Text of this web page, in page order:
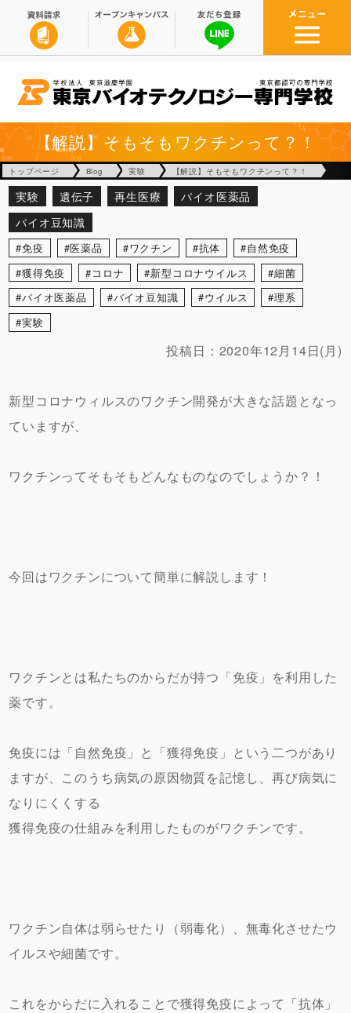
【解説】そもそもワクチンって？！
トップページ Blog 実験 【解説】そもそもワクチンって？！
実験 遺伝子 再生医療
バイオ医薬品
バイオ豆知識
免疫 医薬品 ワクチン 抗体
自然免疫
獲得免疫
コロナ 新型コロナウイルス
細菌
バイオ医薬品
バイオ豆知識 ウイルス
理系
実験
投稿日： 2020年12月14日(月)
新型コロナウィルスのワクチン開発が大きな話題となっ
ていますが、
ワクチンってそもそもどんなものなのでしょうか？！
今回はワクチンについて簡単に解説します！
ワクチンとは私たちのからだが持つ「免疫」を利用した
薬です。
免疫には「自然免疫」と「獲得免疫」という二つがあり
ますが、このうち病気の原因物質を記憶し、再び病気に
なりにくくする
獲得免疫の仕組みを利用したものがワクチンです。
ワクチン自体は弱らせたり（弱毒化）、無毒化させたウ
イルスや細菌です。
これをからだに入れることで獲得免疫によって「抗体」